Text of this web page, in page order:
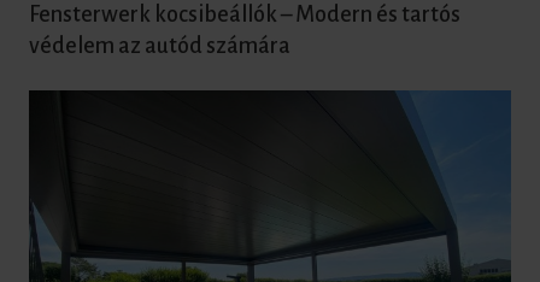
Fensterwerk kocsibeállók – Modern és tartós
védelem az autód számára